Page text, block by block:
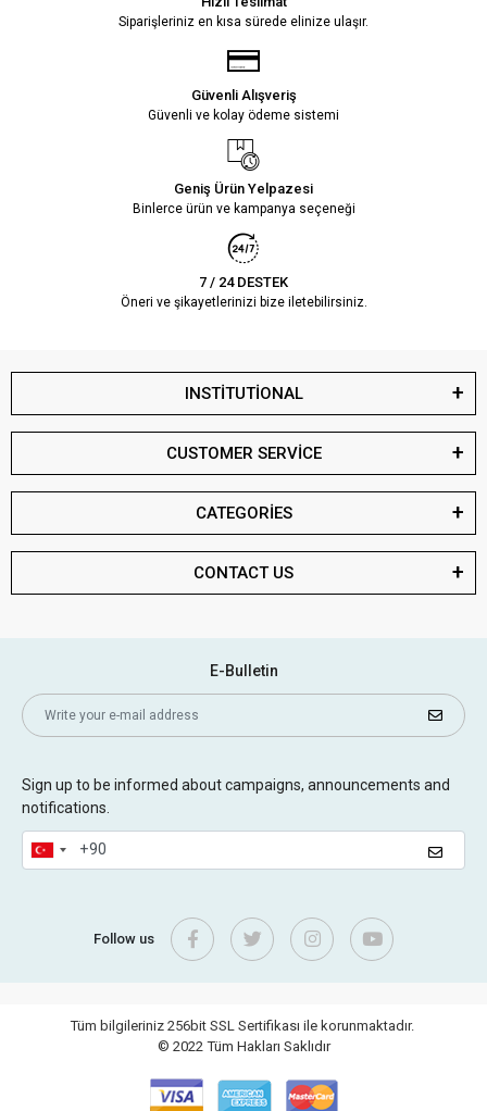
Siparişleriniz en kısa sürede elinize ulaşır.
Güvenli Alışveriş
Güvenli ve kolay ödeme sistemi
Geniş Ürün Yelpazesi
Binlerce ürün ve kampanya seçeneği
7 / 24 DESTEK
Öneri ve şikayetlerinizi bize iletebilirsiniz.
INSTİTUTİONAL
CUSTOMER SERVİCE
CATEGORİES
CONTACT US
E-Bulletin
Sign up to be informed about campaigns, announcements and
notifications.
Follow us
Tüm bilgileriniz 256bit SSL Sertifikası ile korunmaktadır.
© 2022 Tüm Hakları Saklıdır